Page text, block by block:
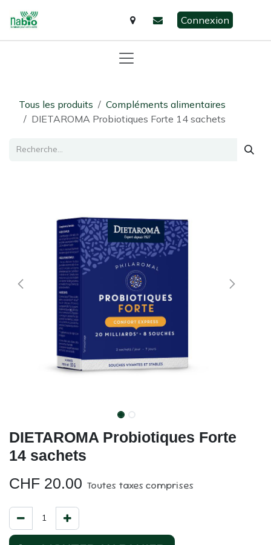
Connexion
Tous les produits
Compléments alimentaires
DIETAROMA Probiotiques Forte 14 sachets
DIETAROMA Probiotiques Forte
14 sachets
CHF 20.00 Toutes taxes comprises